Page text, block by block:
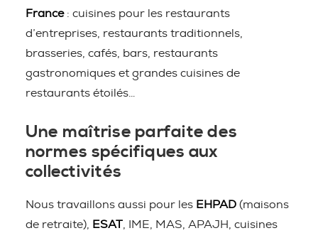
France: cuisines pour les restaurants
d’entreprises, restaurants traditionnels,
brasseries, cafés, bars, restaurants
gastronomiques et grandes cuisines de
restaurants étoilés…
Une maîtrise parfaite des
normes spécifiques aux
collectivités
Nous travaillons aussi pour les EHPAD (maisons
de retraite),
ESAT , IME, MAS, APAJH, cuisines